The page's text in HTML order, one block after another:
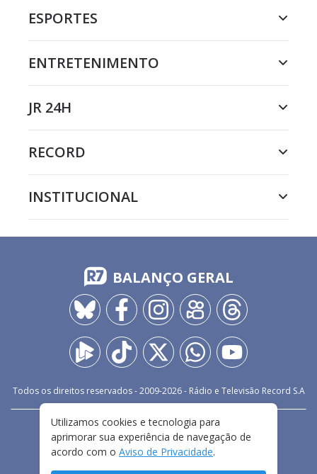
ESPORTES
ENTRETENIMENTO
JR 24H
RECORD
INSTITUCIONAL
BALANÇO GERAL
Todos os direitos reservados - 2009-2026- Rádio e Televisão Record S.A
FALE CONOSCO
PRIVACIDADE
TERMOS E CONDIÇÕES DE USO
Utilizamos cookies e tecnologia para
aprimorar sua experiência de navegação de
acordo com o Aviso de Privacidade.